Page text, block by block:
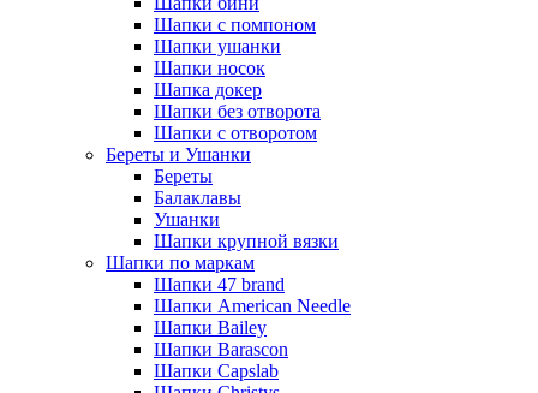
Шапки с помпоном
Шапки ушанки
Шапки носок
Шапка докер
Шапки без отворота
Шапки с отворотом
Береты и Ушанки
Береты
Балаклавы
Ушанки
Шапки крупной вязки
Шапки по маркам
Шапки 47 brand
Шапки American Needle
Шапки Bailey
Шапки Barascon
Шапки Capslab